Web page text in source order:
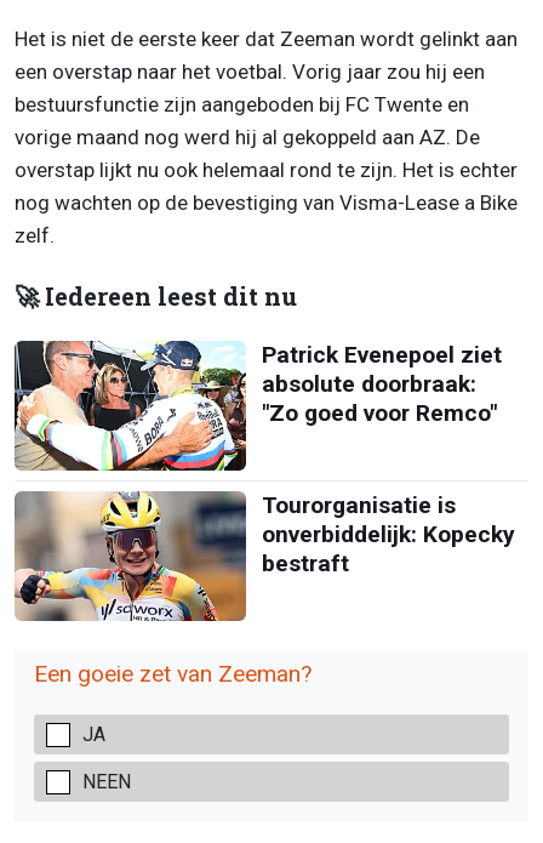
Het is niet de eerste keer dat Zeeman wordt gelinkt aan
een overstap naar het voetbal. Vorig jaar zou hij een
bestuursfunctie zijn aangeboden bij FC Twente en
vorige maand nog werd hij al gekoppeld aan AZ. De
overstap lijkt nu ook helemaal rond te zijn. Het is echter
nog wachten op de bevestiging van Visma-Lease a Bike
zelf.
🚀 Iedereen leest dit nu
Patrick Evenepoel ziet
absolute doorbraak:
"Zo goed voor Remco"
Tourorganisatie is
onverbiddelijk: Kopecky
bestraft
Een goeie zet van Zeeman?
JA
NEEN